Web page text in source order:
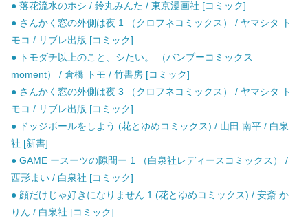
● 落花流水のホシ / 鈴丸みんた / 東京漫画社 [コミック]
● さんかく窓の外側は夜 1 （クロフネコミックス） / ヤマシタ ト
モコ / リブレ出版 [コミック]
● トモダチ以上のこと、シたい。 （バンブーコミックス
moment） / 倉橋 トモ / 竹書房 [コミック]
● さんかく窓の外側は夜 3 （クロフネコミックス） / ヤマシタ ト
モコ / リブレ出版 [コミック]
● ドッジボールをしよう (花とゆめコミックス) / 山田 南平 / 白泉
社 [新書]
● GAME ースーツの隙間ー 1 （白泉社レディースコミックス） /
西形まい / 白泉社 [コミック]
● 顔だけじゃ好きになりません 1 (花とゆめコミックス) / 安斎 か
りん / 白泉社 [コミック]